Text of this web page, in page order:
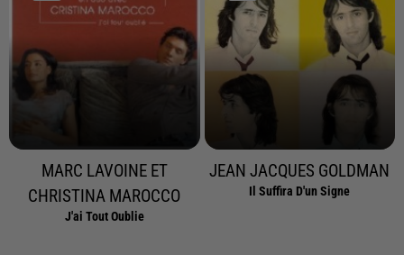
MARC LAVOINE ET
CHRISTINA MAROCCO
J'ai Tout Oublie
JEAN JACQUES GOLDMAN
Il Suffira D'un Signe